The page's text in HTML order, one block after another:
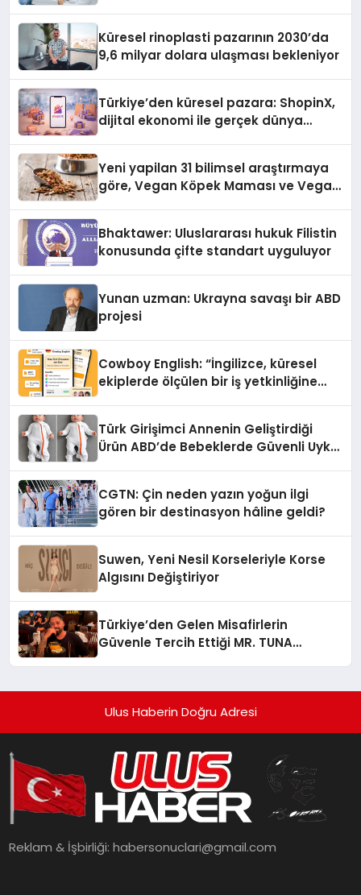
Küresel rinoplasti pazarının 2030’da
9,6 milyar dolara ulaşması bekleniyor
Türkiye’den küresel pazara: ShopinX,
dijital ekonomi ile gerçek dünya
Yeni yapilan 31 bilimsel araştırmaya
göre, Vegan Köpek Maması ve Vegan
Bhaktawer: Uluslararası hukuk Filistin
konusunda çifte standart uyguluyor
Yunan uzman: Ukrayna savaşı bir ABD
projesi
Cowboy English: “İngilizce, küresel
ekiplerde ölçülen bir iş yetkinliğine
Türk Girişimci Annenin Geliştirdiği
Ürün ABD’de Bebeklerde Güvenli Uyku
CGTN: Çin neden yazın yoğun ilgi
gören bir destinasyon hâline geldi?
Suwen, Yeni Nesil Korseleriyle Korse
Algısını Değiştiriyor
Türkiye’den Gelen Misafirlerin
Güvenle Tercih Ettiği MR. TUNA
Ulus Haberin Doğru Adresi
Reklam & İşbirliği:habersonuclari@gmail.com